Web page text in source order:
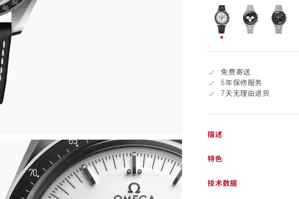
选
免费寄送
5年保修服务
7天无理由退货
描述
特色
技术数据